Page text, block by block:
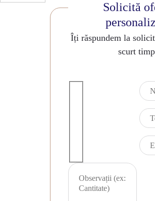
Solicită
Îți răspundem la
scurt